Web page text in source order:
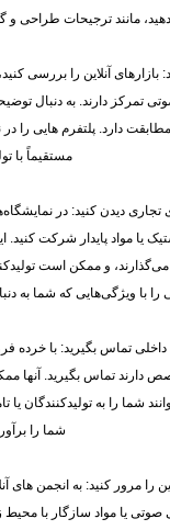
دهید، مانند ترجیحات طراحی
بازارهای آنلاین را بررسی
تمرکز دارند. به دنبال
دارد. پلتفرم هایی را در
مستقیماً با
تجاری دیدن کنید: در
یا مواد پایدار شرکت کنید.
و ممکن است
با ویژگی‌هایی که شما به
تماس بگیرید: با خرده
تماس بگیرید. آنها
شما را به تولیدکنندگان یا
شما را
را مرور کنید: به انجمن های
یا مواد سازگار با محیط